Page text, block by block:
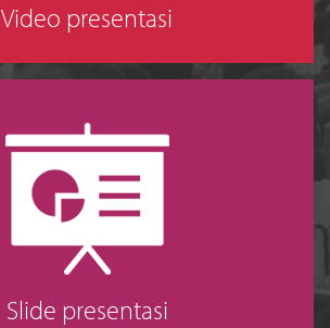
Video presentasi
Slide presentasi